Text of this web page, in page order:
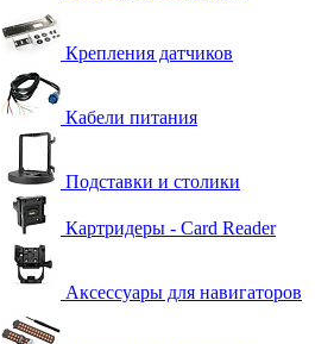
Крепления датчиков
Кабели питания
Подставки и столики
Картридеры - Card Reader
Аксессуары для навигаторов